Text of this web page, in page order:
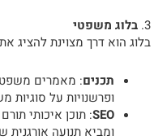
3. בלוג משפטי
בלוג הוא דרך מצוינת להציג
תכנים: מאמרים
ופרשנויות על סוגיות
SEO: תוכן איכותי
ומביא תנועה אורגנית